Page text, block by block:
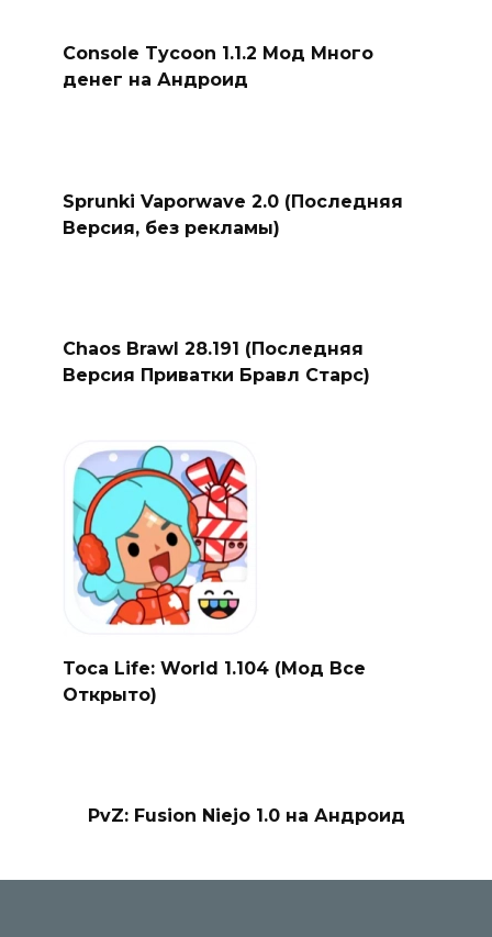
Console Tycoon 1.1.2 Мод Много
денег на Андроид
Sprunki Vaporwave 2.0 (Последняя
Версия, без рекламы)
Chaos Brawl 28.191 (Последняя
Версия Приватки Бравл Старс)
Toca Life: World 1.104 (Мод Все
Открыто)
PvZ: Fusion Niejo 1.0 на Андроид